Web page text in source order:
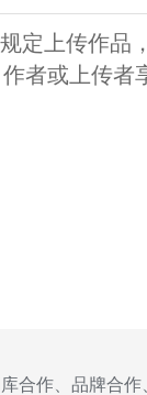
定上传作品
者或上传者
合作、品牌合